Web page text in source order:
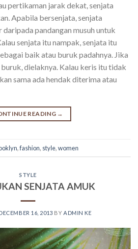
pertikaman jarak dekat, senjata
Apabila bersenjata, senjata
pandangan musuh untuk
senjata itu nampak, senjata itu
baik atau buruk padahnya. Jika
dielaknya. Kalau keris itu tidak
sama ada hendak diterima atau
READING →
,fashion, style,women
STYLE
SENJATA AMUK
16, 2013 BY ADMIN KE